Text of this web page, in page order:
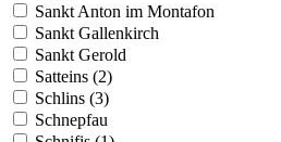
Sankt Anton im Montafon
Sankt Gallenkirch
Sankt Gerold
Satteins (2)
Schlins (3)
Schnepfau